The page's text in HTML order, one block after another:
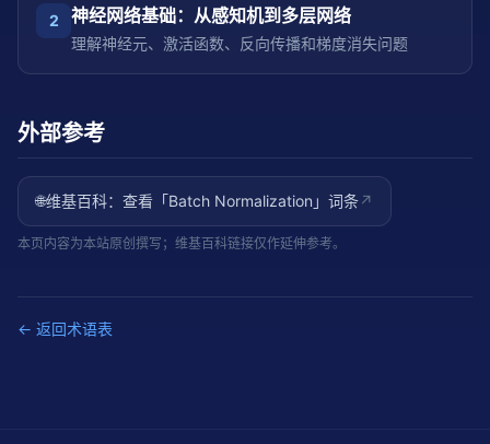
2 神经网络基础：从感知机到多层网络
理解神经元、激活函数、反向传播和梯度消失问题
外部参考
🌐维基百科：查看「Batch Normalization 」词条↗
本页内容为本站原创撰写；维基百科链接仅作延伸参考。
← 返回术语表